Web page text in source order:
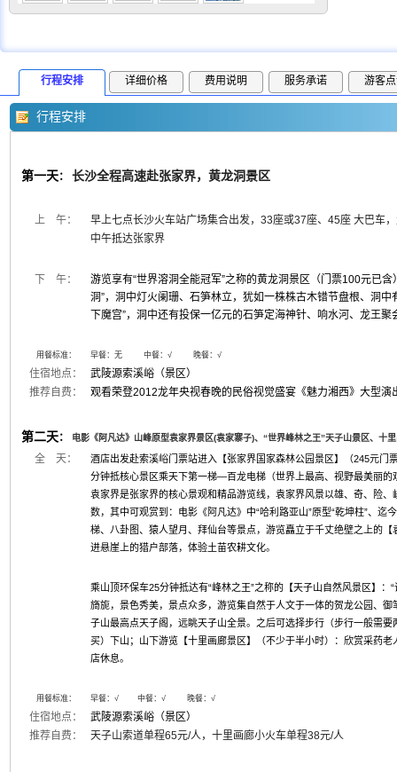
行程安排 详细价格 费用说明 服务承诺 游客
行程安排
第一天： 长沙全程高速赴张家界，黄龙洞景区
上 午：
早上七点长沙火车站广场集合出发，33座或37座、45座 大巴车
中午抵达张家界
下 午：
游览享有“世界溶洞全能冠军”之称的黄龙洞景区（门票100元已
洞”，洞中灯火阑珊、石笋林立，犹如一株株古木错节盘根、洞
下魔宫”，洞中还有投保一亿元的石笋定海神针、响水河、龙王
用餐标准： 早餐：无 中餐：√ 晚餐：√
住宿地点：
武陵源索溪峪（景区）
推荐自费：
观看荣登2012龙年央视春晚的民俗视觉盛宴《魅力湘西》大型演
第二天： 电影《阿凡达》山峰原型袁家界景区(袁家寨子)、“世界峰林之王”天子山景区、十
全 天：
酒店出发赴索溪峪门票站进入【张家界国家森林公园景区】（245元门
分钟抵核心景区乘天下第一梯—百龙电梯（世界上最高、视野最美丽
袁家界是张家界的核心景观和精品游览线，袁家界风景以雄、奇、险
数，其中可观赏到：电影《阿凡达》中“哈利路亚山”原型“乾坤柱”、
梯、八卦图、猿人望月、拜仙台等景点，游览矗立于千丈绝壁之上的
进悬崖上的猎户部落，体验土苗农耕文化。
乘山顶环保车25分钟抵达有“峰林之王”之称的【天子山自然风景区】
旖旎，景色秀美，景点众多，游览集自然于人文于一体的贺龙公园、
子山最高点天子阁，远眺天子山全景。之后可选择步行（步行一般需
买）下山；山下游览【十里画廊景区】（不少于半小时）：欣赏采药
店休息。
用餐标准： 早餐： √ 中餐：√ 晚餐：√
住宿地点：
武陵源索溪峪（景区）
推荐自费：
天子山索道单程65元/人，十里画廊小火车单程38元/人